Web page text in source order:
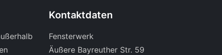
Kontaktdaten
Fensterwerk
Äußere Bayreuther Str. 59